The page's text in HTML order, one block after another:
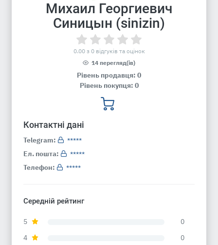
Михаил Георгиевич
Синицын (sinizin)
0.00 з 0 відгуків та оцінок
14 перегляд(ів)
Рівень продавця: 0
Рівень покупця: 0
Контактні дані
Telegram:
*****
Ел. пошта:
*****
Телефон:
*****
Середній рейтинг
5
0
4
0